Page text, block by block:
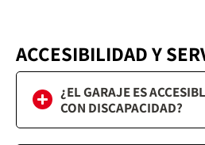
ACCESIBILIDAD Y
¿EL GARAJE ES
CON DISCAPACIDAD?